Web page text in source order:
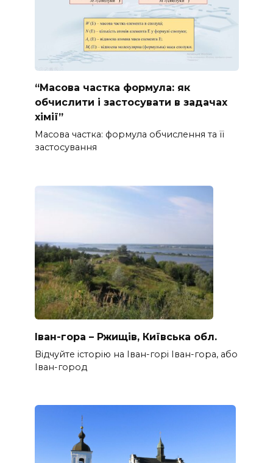
“Масова частка формула: як
обчислити і застосувати в задачах
хімії”
Масова частка: формула обчислення та її
застосування
Іван-гора – Ржищів, Київська обл.
Відчуйте історію на Іван-горі Іван-гора, або
Іван-город